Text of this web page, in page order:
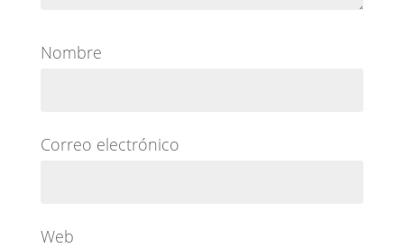
Nombre
Correo electrónico
Web